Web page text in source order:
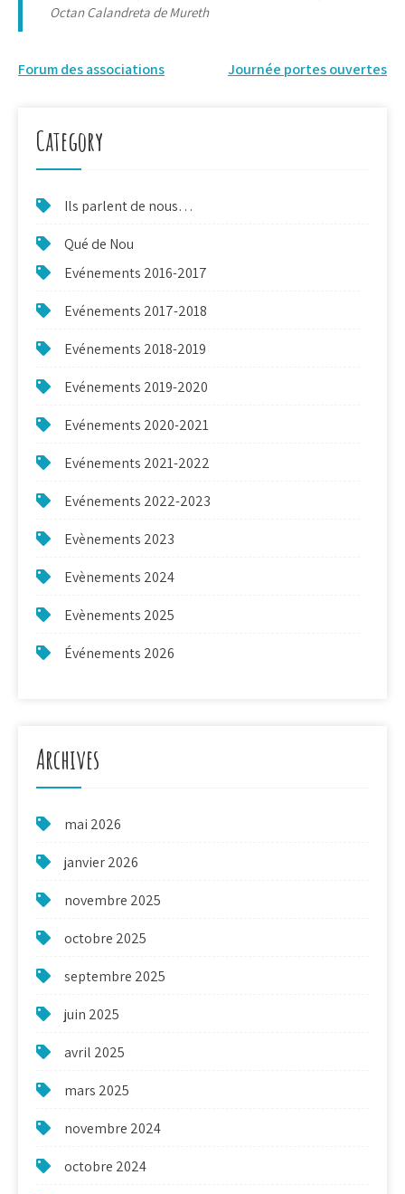
Octan Calandreta de Mureth
Navigation
l’article
Forum des associations Journée portes ouvertes
Category
Ils parlent de nous…
Qué de Nou
Evénements 2016-2017
Evénements 2017-2018
Evénements 2018-2019
Evénements 2019-2020
Evénements 2020-2021
Evénements 2021-2022
Evénements 2022-2023
Evènements 2023
Evènements 2024
Evènements 2025
Événements 2026
Archives
mai 2026
janvier 2026
novembre 2025
octobre 2025
septembre 2025
juin 2025
avril 2025
mars 2025
novembre 2024
octobre 2024